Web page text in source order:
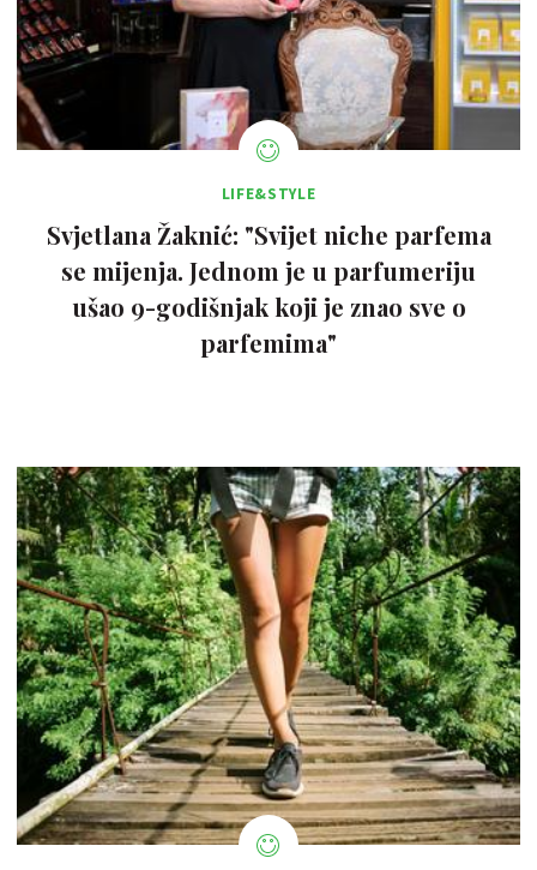
LIFE&STYLE
Svjetlana Žaknić: "Svijet niche parfema
se mijenja. Jednom je u parfumeriju
ušao 9-godišnjak koji je znao sve o
parfemima"